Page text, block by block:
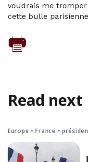
voudrais me tromper
cette bulle
Read next
Europe • France •